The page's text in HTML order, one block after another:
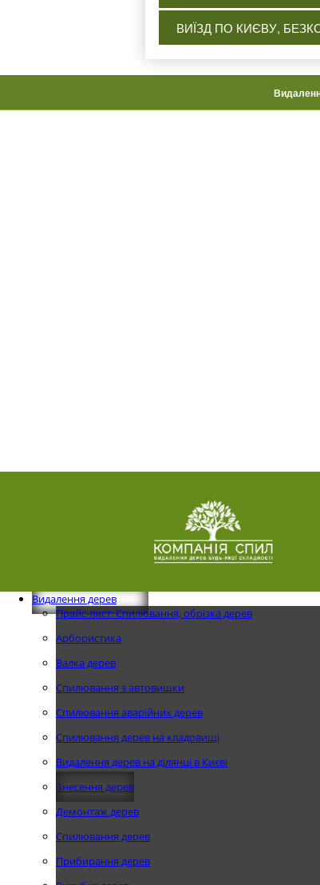
ВИЇЗД ПО КИЄВУ,
Видалення дерев
Прайс-лист: Спилювання, обрізка дерев
Арбористика
Валка дерев
Спилювання з автовишки
Спилювання аварійних дерев
Спилювання дерев на кладовищі
Видалення дерев на ділянці в Києві
Знесення дерев
Демонтаж дерев
Спилювання дерев
Прибирання дерев